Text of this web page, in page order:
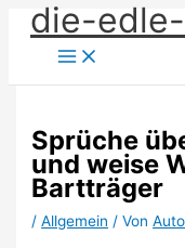
Zum
Inhalt
springen
die-
Sprüche
und weise
Bartträger
/Allgemein / Von